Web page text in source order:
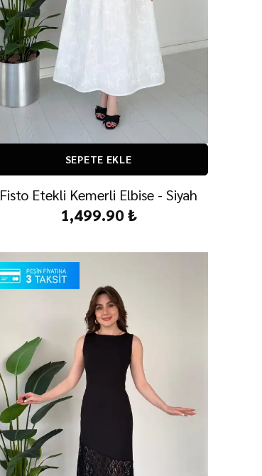
SEPETE EKLE
Fisto Etekli Kemerli Elbise - Siyah
1,499.90 ₺